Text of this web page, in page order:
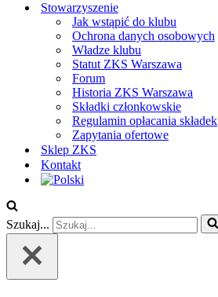
Stowarzyszenie
Jak wstąpić do klubu
Ochrona danych osobowych
Władze klubu
Statut ZKS Warszawa
Forum
Historia ZKS Warszawa
Składki członkowskie
Regulamin opłacania składek
Zapytania ofertowe
Sklep ZKS
Kontakt
Szukaj...